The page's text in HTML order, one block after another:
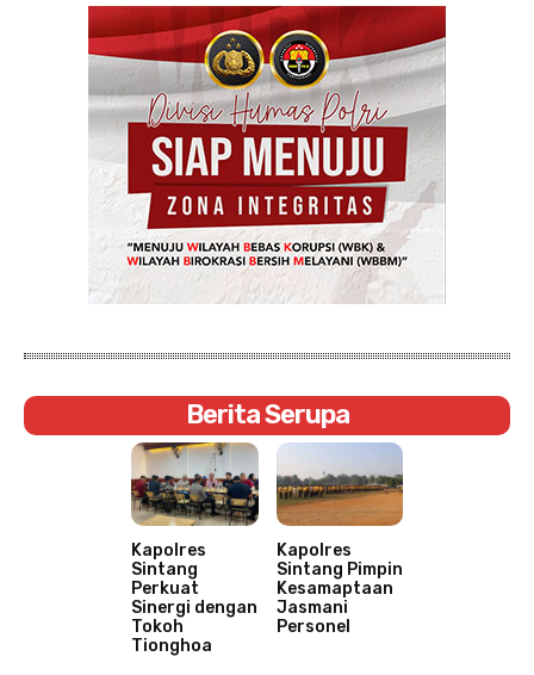
Berita Serupa
Kapolres
Sintang
Perkuat
Sinergi dengan
Tokoh
Tionghoa
Kapolres
Sintang Pimpin
Kesamaptaan
Jasmani
Personel